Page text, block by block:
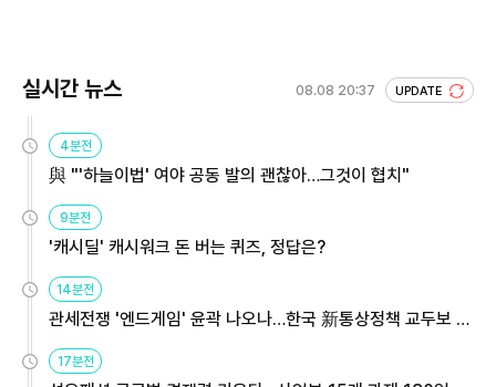
실시간 뉴스 08.08 20:37 UPDATE
4분전
與 "'하늘이법' 여야 공동 발의 괜찮아…그것이 협치"
9분전
'캐시딜' 캐시워크 돈 버는 퀴즈, 정답은?
14분전
관세전쟁 '엔드게임' 윤곽 나오나…한국 新통상정책 교두보 활
17분전